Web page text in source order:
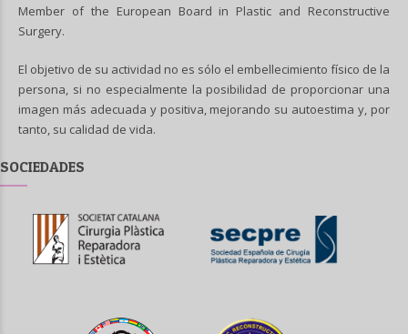
Member of the European Board in Plastic and Reconstructive
Surgery.
El objetivo de su actividad no es sólo el embellecimiento físico de la
persona, si no especialmente la posibilidad de proporcionar una
imagen más adecuada y positiva, mejorando su autoestima y, por
tanto, su calidad de vida.
SOCIEDADES